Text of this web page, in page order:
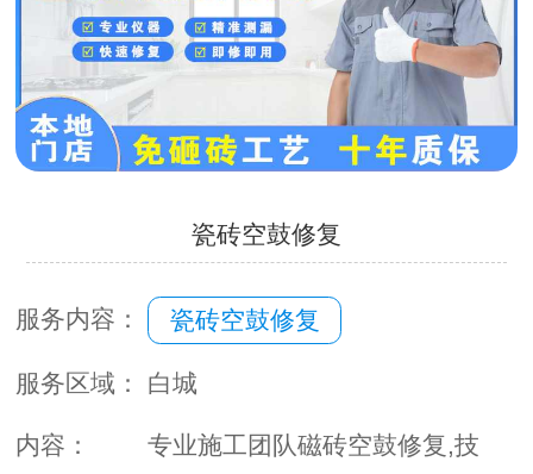
瓷砖空鼓修复
服务内容： 瓷砖空鼓修复
服务区域： 白城
内容：
专业施工团队磁砖空鼓修复,技